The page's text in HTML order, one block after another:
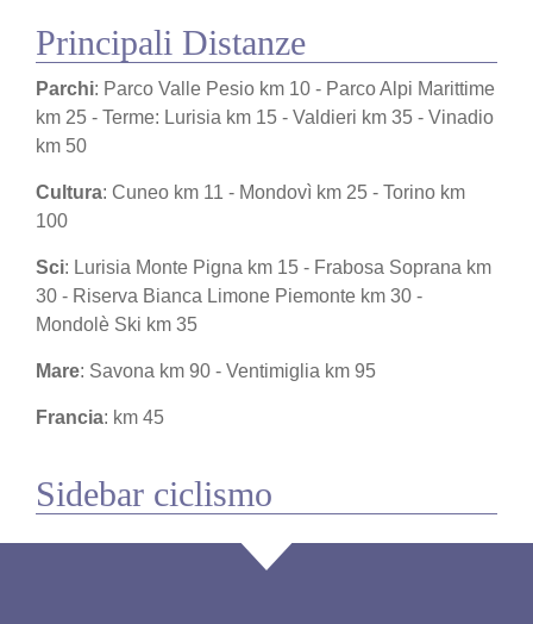
Principali Distanze
Parchi: Parco Valle Pesio km 10 - Parco Alpi Marittime
km 25 - Terme: Lurisia km 15 - Valdieri km 35 - Vinadio
km 50
Cultura: Cuneo km 11 - Mondovì km 25 - Torino km
100
Sci: Lurisia Monte Pigna km 15 - Frabosa Soprana km
30 - Riserva Bianca Limone Piemonte km 30 -
Mondolè Ski km 35
Mare: Savona km 90 - Ventimiglia km 95
Francia: km 45
Sidebar ciclismo